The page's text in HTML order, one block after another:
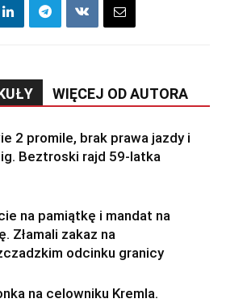
WIĘCEJ OD AUTORA
2 promile, brak prawa jazdy i
Beztroski rajd 59-latka
na pamiątkę i mandat na
Złamali zakaz na
odcinku granicy
na celowniku Kremla.